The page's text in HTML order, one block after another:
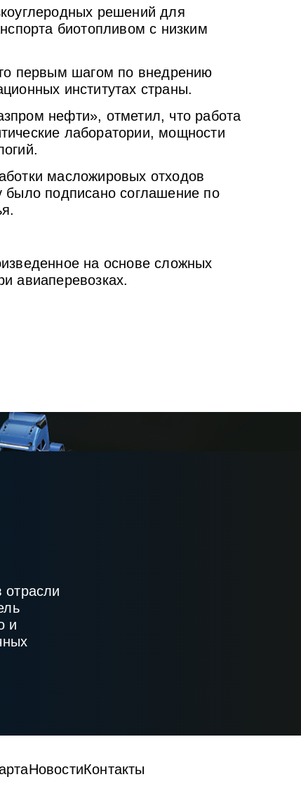
решений для
биотопливом с низким
первым шагом по внедрению
институтах страны.
нефти», отметил, что работа
лаборатории, мощности
масложировых отходов
было подписано соглашение по
на основе сложных
авиаперевозках.
и
НовостиКонтакты